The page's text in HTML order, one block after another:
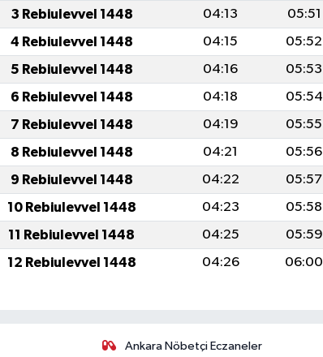
3 Rebiulevvel 1448 04:13 05:51
4 Rebiulevvel 1448 04:15 05:52
5 Rebiulevvel 1448 04:16 05:53
6 Rebiulevvel 1448 04:18 05:54
7 Rebiulevvel 1448 04:19 05:55
8 Rebiulevvel 1448 04:21 05:56
9 Rebiulevvel 1448 04:22 05:57
10 Rebiulevvel 1448 04:23 05:58
11 Rebiulevvel 1448 04:25 05:59
12 Rebiulevvel 1448 04:26 06:00
Ankara Nöbetçi Eczaneler